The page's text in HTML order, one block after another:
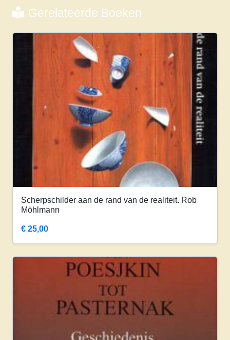
Gerelateerde Boeken
Scherpschilder aan de rand van de realiteit. Rob
Möhlmann
€ 25,00